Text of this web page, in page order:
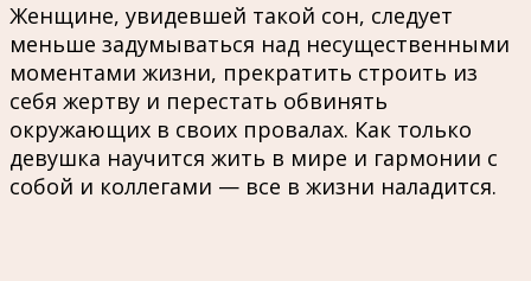
Женщине, увидевшей такой сон, следует
меньше задумываться над несущественными
моментами жизни, прекратить строить из
себя жертву и перестать обвинять
окружающих в своих провалах. Как только
девушка научится жить в мире и гармонии с
собой и коллегами — все в жизни наладится.